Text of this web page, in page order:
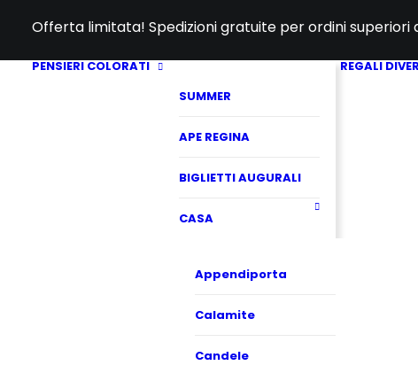
Offerta limitata! Spedizioni gratuite per ordini superiori
PENSIERI COLORATI
SUMMER
APE REGINA
BIGLIETTI AUGURALI
CASA
Appendiporta
Calamite
Candele
REGALI